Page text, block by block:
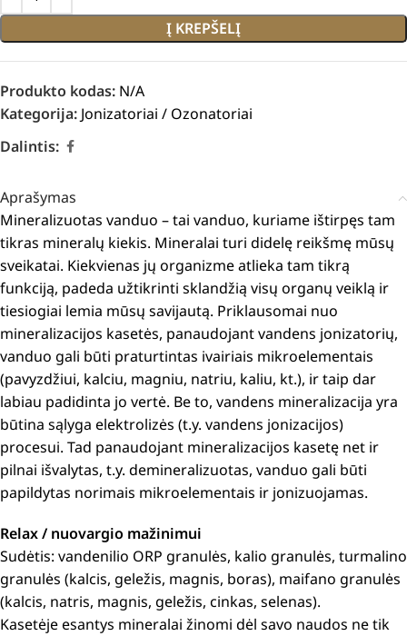
Į KREPŠELĮ
Produkto kodas: N/A
Kategorija: Jonizatoriai / Ozonatoriai
Dalintis:
Aprašymas
Mineralizuotas vanduo – tai vanduo, kuriame ištirpęs tam
tikras mineralų kiekis. Mineralai turi didelę reikšmę mūsų
sveikatai. Kiekvienas jų organizme atlieka tam tikrą
funkciją, padeda užtikrinti sklandžią visų organų veiklą ir
tiesiogiai lemia mūsų savijautą. Priklausomai nuo
mineralizacijos kasetės, panaudojant vandens jonizatorių,
vanduo gali būti praturtintas ivairiais mikroelementais
(pavyzdžiui, kalciu, magniu, natriu, kaliu, kt.), ir taip dar
labiau padidinta jo vertė. Be to, vandens mineralizacija yra
būtina sąlyga elektrolizės (t.y. vandens jonizacijos)
procesui. Tad panaudojant mineralizacijos kasetę net ir
pilnai išvalytas, t.y. demineralizuotas, vanduo gali būti
papildytas norimais mikroelementais ir jonizuojamas.
Relax / nuovargio mažinimui
Sudėtis: vandenilio ORP granulės, kalio granulės, turmalino
granulės (kalcis, geležis, magnis, boras), maifano granulės
(kalcis, natris, magnis, geležis, cinkas, selenas).
Kasetėje esantys mineralai žinomi dėl savo naudos ne tik